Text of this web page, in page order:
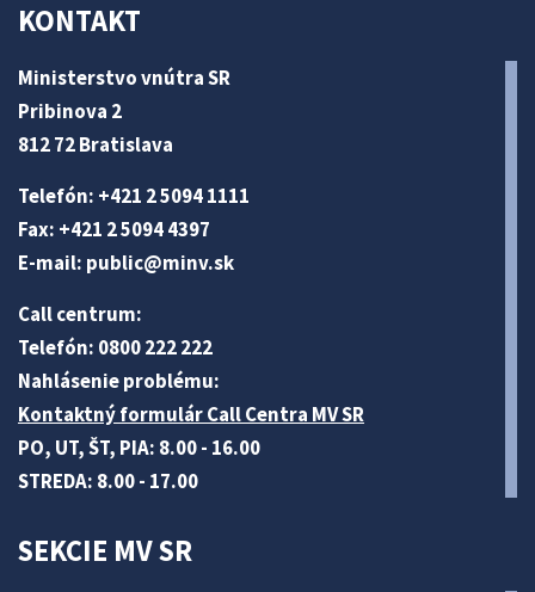
KONTAKT
Ministerstvo vnútra SR
Pribinova 2
812 72 Bratislava
Telefón: +421 2 5094 1111
Fax: +421 2 5094 4397
E-mail: public@minv.sk
Call centrum:
Telefón: 0800 222 222
Nahlásenie problému:
Kontaktný formulár Call Centra MV SR
PO, UT, ŠT, PIA: 8.00 - 16.00
STREDA: 8.00 - 17.00
SEKCIE MV SR